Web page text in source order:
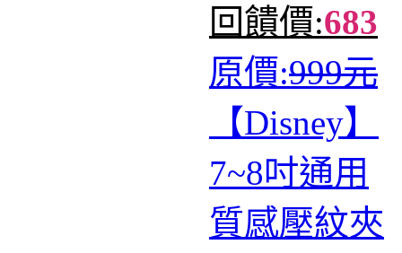
回饋價:683
原價:999元
【Disney】
7~8吋通用
質感壓紋夾